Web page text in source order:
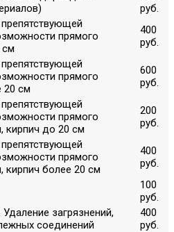
руб.
прямого
см
400
руб.
прямого
20 см
600
руб.
прямого
кирпич до 20 см
200
руб.
прямого
кирпич более 20 см
400
руб.
100
руб.
загрязнений,
соединений
400
руб.